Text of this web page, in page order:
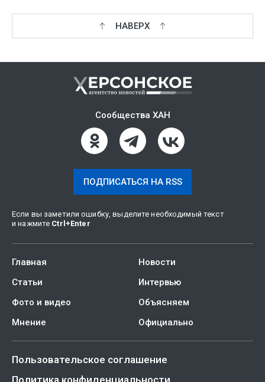
НАВЕРХ
Сообщества ХАН
ПОДПИСАТЬСЯ НА RSS
Если вы заметили ошибку, выделите необходимый текст
и нажмите Ctrl +Enter
Главная
Новости
Статьи
Интервью
Фото и видео
Объясняем
Мнение
Официально
Пользовательское соглашение
Политика конфиденциальности